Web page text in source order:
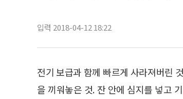
입력 2018-04-12 18:22
전기 보급과 함께 빠르게 사라져버린
을 끼워놓은 것. 잔 안에 심지를 넣고